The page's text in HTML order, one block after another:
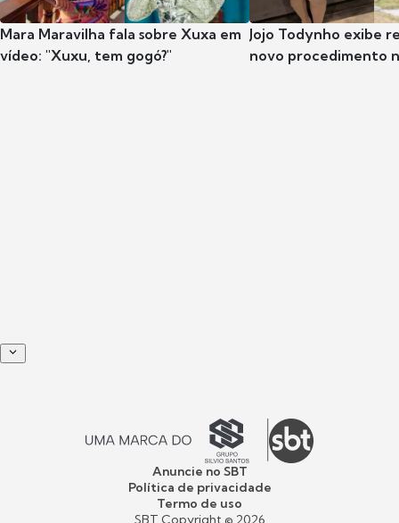
Mara Maravilha fala sobre Xuxa em
vídeo: "Xuxu, tem gogó?"
Jojo Todynho exibe
novo procedimento
Anuncie no SBT
Política de privacidade
Termo de uso
SBT Copyright © 2026